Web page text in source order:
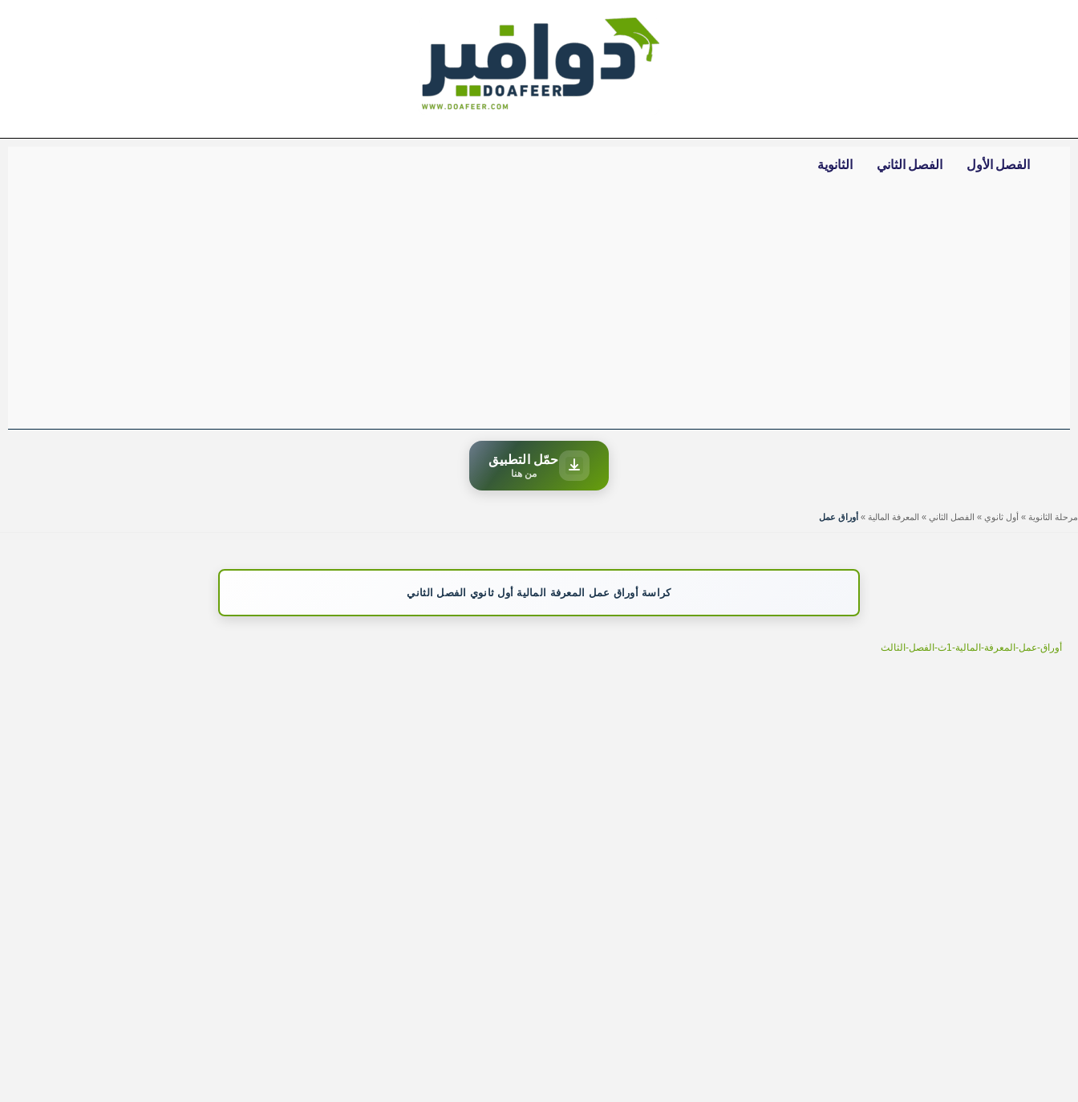
الفصل الأول الفصل الثاني الثانوية
حمّل التطبيق
من هنا
مرحلة الثانوية » أول ثانوي » الفصل الثاني » المعرفة المالية » أوراق عمل
كراسة أوراق عمل المعرفة المالية أول ثانوي الفصل الثاني
أوراق-عمل-المعرفة-المالية-1ث-الفصل-الثالث